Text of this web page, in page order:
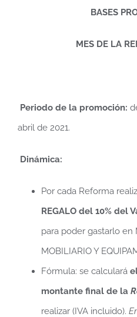
BASES
MES DE LA
Periodo de la promoción:
abril de 2021.
Dinámica:
Por cada Reforma
REGALO del 10% del
para poder gastarlo en
MOBILIARIO Y
Fórmula: se calculará
montante final de la
realizar (IVA incluido).